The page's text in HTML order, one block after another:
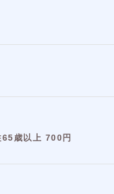
歳以上 700円